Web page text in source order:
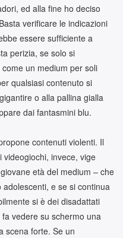
ed alla fine ho deciso
verificare le indicazioni
essere sufficiente a
perizia, se solo si
un medium per soli
qualsiasi contenuto si
o alla pallina gialla
dai fantasmini blu.
contenuti violenti. Il
invece, vige
età del medium – che
e se si continua
si è dei disadattati
vedere su schermo una
scena forte. Se un